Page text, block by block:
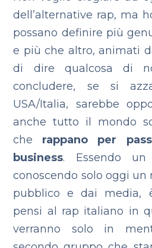
dell’alternative rap, ma
possano definire più
e più che altro, ­animati
di dire qualcosa di
concludere, se si
USA/Italia, sarebbe
anche tutto il mondo
che rappano per
business. Essendo
conoscendo solo oggi un
pubblico e dai media,
pensi al rap italiano in
verranno solo in